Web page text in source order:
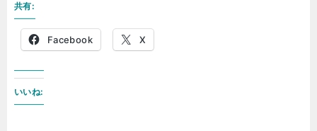
共有:
Facebook X
いいね: